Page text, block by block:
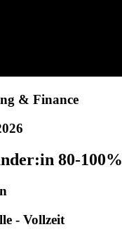
& Finance
80-100%
- Vollzeit